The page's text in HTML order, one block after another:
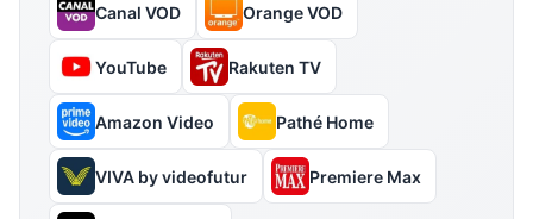
Canal VOD Orange VOD
YouTube Rakuten TV
Amazon Video Pathé Home
VIVA by videofutur Premiere Max